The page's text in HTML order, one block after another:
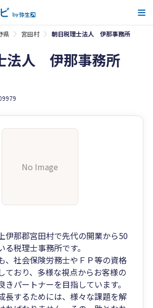
県 宮田村 朝日税理士法人 伊那事務所
法人 伊那事務所
No Image
伊那郡宮田村で先代の開業から50
税理士事務所です。
、社会保険労務士やＦＰ等の資格
ており、多様な視点からお客様の
きパートナーを目指しています。
長するためには、様々な課題を解